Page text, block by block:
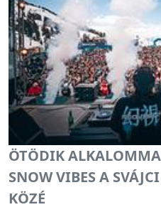
ÖTÖDIK
SNOW VIBES A
KÖZÉ